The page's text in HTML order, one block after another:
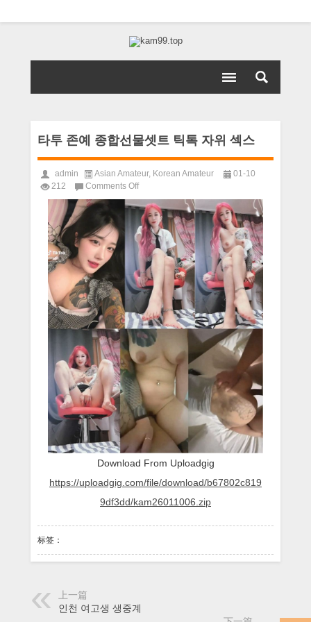
타투 존예 종합선물셋트 틱톡 자위 섹스
admin Asian Amateur, Korean Amateur
01-10
212
Comments Offon
타
투
존
예
종
합
선
물
셋
트
틱
톡
자
위
스
Download From Uploadgig
https://uploadgig.com/file/download/b67802c819
9df3dd/kam26011006.zip
标签：
上一篇
인천 여고생 생중계